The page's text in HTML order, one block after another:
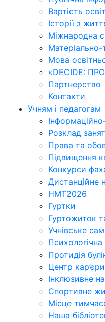
Вартість
Історії з
Міжнародна
Матеріально-
Мова
«DECIDE:
Партнерство
Контакти
Учням і педагогам
Розклад
Права та
Підвищення
Конкурси
Дистанційне
НМТ2026
Гуртки
Гуртожиток
Учнівське
Протидія
Центр кар’єри
Інклюзивне
Спортивне
Місце
Наша